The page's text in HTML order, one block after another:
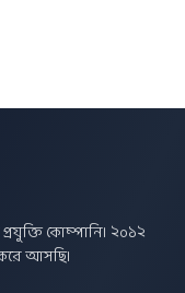
কোম্পানি। ২০১২
আসছি।